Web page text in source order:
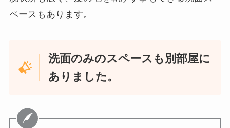
ペースもあります。
洗面のみのスペースも別部屋に
ありました。